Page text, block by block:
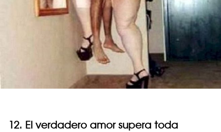
12. El verdadero amor supera toda